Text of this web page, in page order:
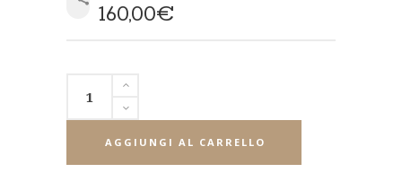
160,00€
AGGIUNGI AL CARRELLO